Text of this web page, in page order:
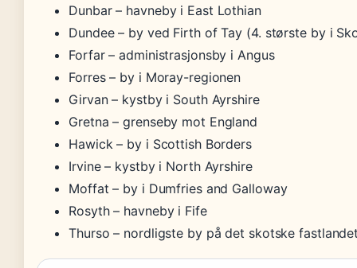
Dunbar – havneby i East Lothian
Dundee – by ved Firth of Tay (4. største by i
Forfar – administrasjonsby i Angus
Forres – by i Moray-regionen
Girvan – kystby i South Ayrshire
Gretna – grenseby mot England
Hawick – by i Scottish Borders
Irvine – kystby i North Ayrshire
Moffat – by i Dumfries and Galloway
Rosyth – havneby i Fife
Thurso – nordligste by på det skotske